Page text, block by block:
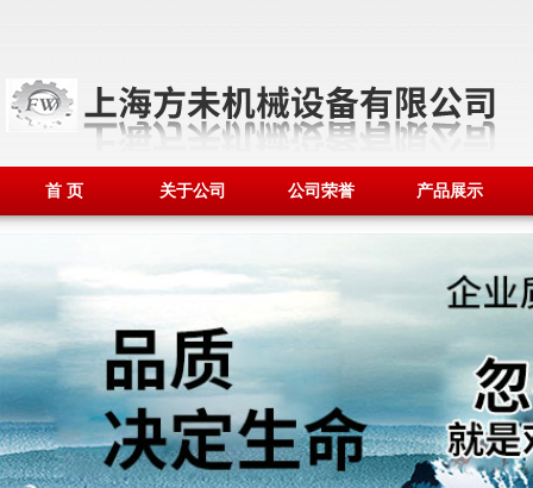
首 页 关于公司 公司荣誉 产品展示